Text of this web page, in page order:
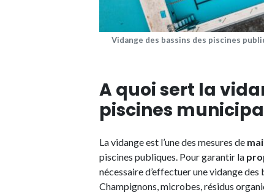
Vidange des bassins des piscines
A quoi sert la
piscines
La vidange est l’une des mesures de
piscines publiques. Pour garantir la
nécessaire d’effectuer une vidange
Champignons, microbes, résidus